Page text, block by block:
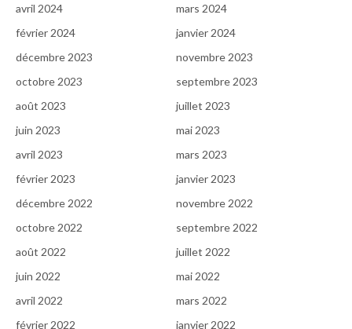
avril 2024
mars 2024
février 2024
janvier 2024
décembre 2023
novembre 2023
octobre 2023
septembre 2023
août 2023
juillet 2023
juin 2023
mai 2023
avril 2023
mars 2023
février 2023
janvier 2023
décembre 2022
novembre 2022
octobre 2022
septembre 2022
août 2022
juillet 2022
juin 2022
mai 2022
avril 2022
mars 2022
février 2022
janvier 2022